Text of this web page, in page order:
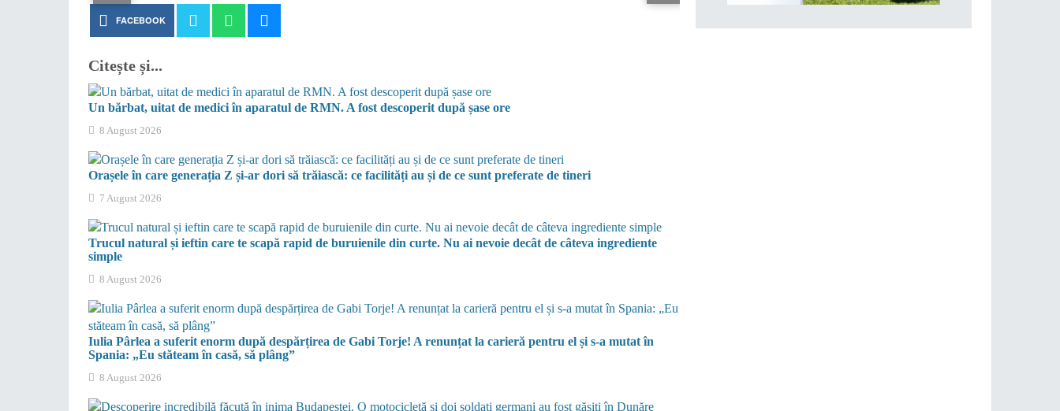
FACEBOOK
Citește și...
Un bărbat, uitat de medici în aparatul de RMN. A fost descoperit după șase ore
8 August 2026
Orașele în care generația Z și-ar dori să trăiască: ce facilități au și de ce sunt preferate de tineri
7 August 2026
Trucul natural și ieftin care te scapă rapid de buruienile din curte. Nu ai nevoie decât de câteva ingrediente
simple
8 August 2026
Iulia Pârlea a suferit enorm după despărțirea de Gabi Torje! A renunțat la carieră pentru el și s-a mutat în
Spania: „Eu stăteam în casă, să plâng”
8 August 2026